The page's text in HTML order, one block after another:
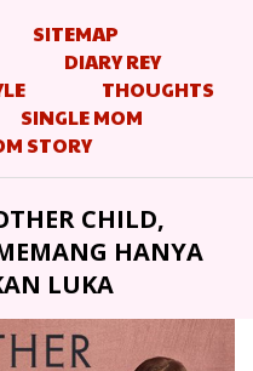
SITEMAP
DIARY REY
THOUGHTS
SINGLE MOM
STORY
CHILD,
HANYA
LUKA